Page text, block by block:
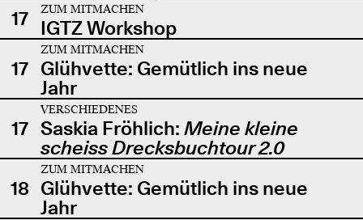
17
ZUM MITMACHEN
IGTZ Workshop
17
ZUM MITMACHEN
Glühvette: Gemütlich ins neue
Jahr
17
VERSCHIEDENES
Saskia Fröhlich: Meine kleine
scheiss Drecksbuchtour 2.0
18
ZUM MITMACHEN
Glühvette: Gemütlich ins neue
Jahr